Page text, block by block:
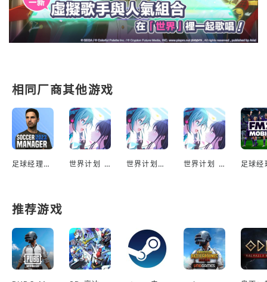
相同厂商其他游戏
足球经理2023 世界计划 彩色舞台 feat. 初音未来（日服） 世界计划官方正版 世界计划 缤纷舞台！feat. 初音未來(台服)
推荐游戏